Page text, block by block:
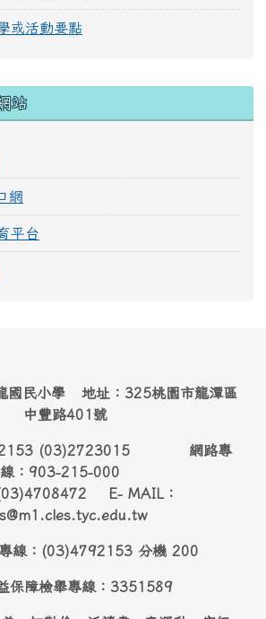
或活動要點
站
網
平台
國民小學 地址：325桃園市龍潭區
中豐路401號
(03)2723015 網路專
線：903-215-000
E- MAIL：
線：(03)4792153 分機 200
保障檢舉專線：3351589